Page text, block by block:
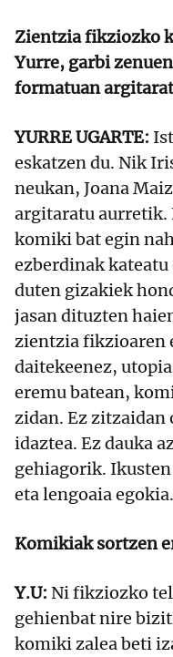
Zientzia fikziozko
Yurre, garbi
formatuan
YURRE UGARTE:
eskatzen du. Nik
neukan, Joana
argitaratu aurretik.
komiki bat egin
ezberdinak
duten gizakiek
jasan dituzten
zientzia fikzioaren
daitekeenez,
eremu batean,
zidan. Ez zitzaidan
idaztea. Ez dauka
gehiagorik.
eta lengoaia egokia.
Komikiak sortzen
Y.U: Ni fikziozko
gehienbat nire
komiki zalea beti